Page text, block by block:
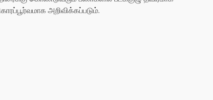
அறிவிக்கப்படும்.